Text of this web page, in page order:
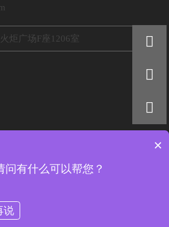
炬广场F座1206室
淄博网泰信息科技有限公司
备16050095号-2



×
有什么可以帮您？
说